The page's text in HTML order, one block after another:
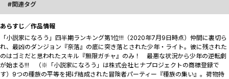
関連タグ
あらすじ／作品情報
「小説家になろう」四半期ランキング第1位!!!（2020年7月9日時点）仲間に裏切ら
れ、最凶のダンジョン『奈落』の底に突き落とされた少年・ライト。彼に残された
のはゴミだと思われたスキル『無限ガチャ』のみ！ 最悪な状況から少年の逆転劇
が始まる!!! （※「小説家になろう」は株式会社ヒナプロジェクトの商標登録で
す）9つの種族の平等を掲げ結成された冒険者パーティー『種族の集い』。荷物持